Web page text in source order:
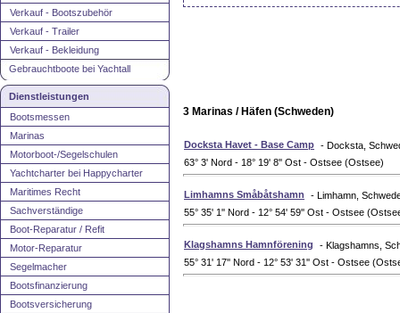
Verkauf - Bootszubehör
Verkauf - Trailer
Verkauf - Bekleidung
Gebrauchtboote bei Yachtall
Dienstleistungen
Bootsmessen
Marinas
Motorboot-/Segelschulen
Yachtcharter bei Happycharter
Maritimes Recht
Sachverständige
Boot-Reparatur / Refit
Motor-Reparatur
Segelmacher
Bootsfinanzierung
Bootsversicherung
3 Marinas / Häfen (Schweden)
Docksta Havet - Base Camp - Docksta,
63° 3' Nord - 18° 19' 8'' Ost - Ostsee (Ostsee)
Limhamns Småbåtshamn
- Limhamn,
55° 35' 1'' Nord - 12° 54' 59'' Ost - Ostsee
Klagshamns Hamnförening
- Klagshamns,
55° 31' 17'' Nord - 12° 53' 31'' Ost - Ostsee